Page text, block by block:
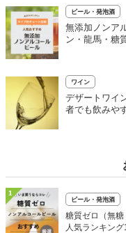
ビール・発泡酒
無添加ノンア
ン・龍馬・糖
ワイン
デザートワイ
者でも飲みや
1
ビール・発泡酒
糖質ゼロ（無
人気ランキング